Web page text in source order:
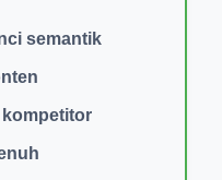
semantik
kompetitor